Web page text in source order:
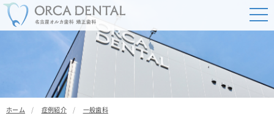
ホーム 症例紹介 一般歯科